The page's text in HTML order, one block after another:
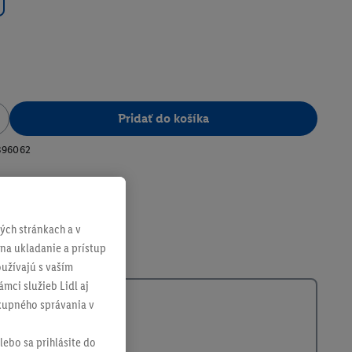
Pridať do košíka
stránkach a v
ukladanie a prístup
s vaším
služieb Lidl aj
správania v
sa prihlásite do